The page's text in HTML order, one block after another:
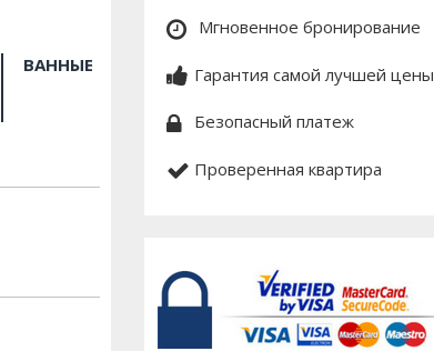
Мгновенное бронирование
Гарантия самой лучшей цены
Безопасный платеж
Проверенная квартира
ВАННЫЕ